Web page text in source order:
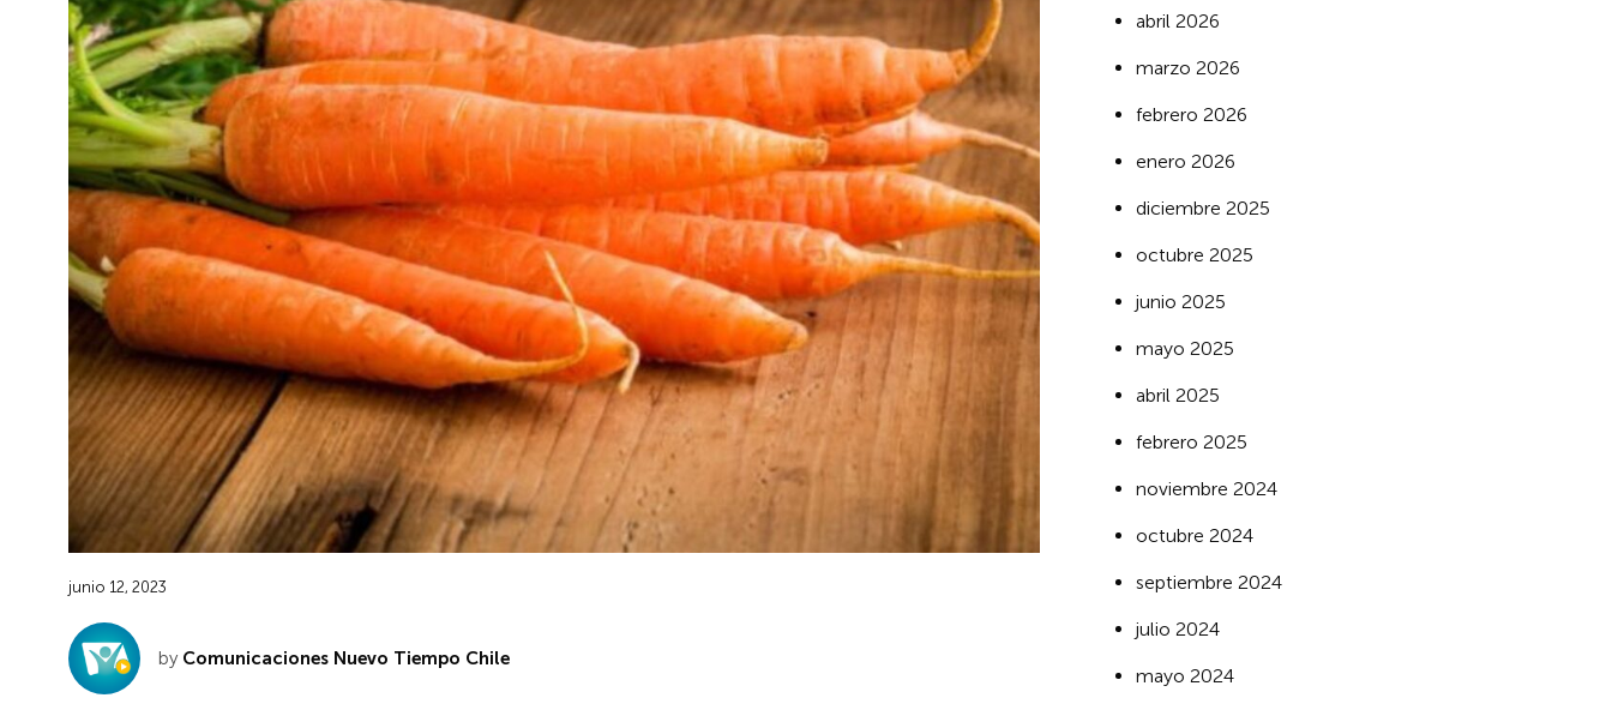
junio 12, 2023
by Comunicaciones Nuevo Tiempo Chile
abril 2026
marzo 2026
febrero 2026
enero 2026
diciembre 2025
octubre 2025
junio 2025
mayo 2025
abril 2025
febrero 2025
noviembre 2024
octubre 2024
septiembre 2024
julio 2024
mayo 2024